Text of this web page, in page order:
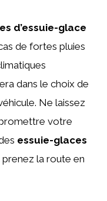
d’essuie-glace
de fortes pluies
dans le choix de
Ne laissez
votre
essuie-glaces
la route en